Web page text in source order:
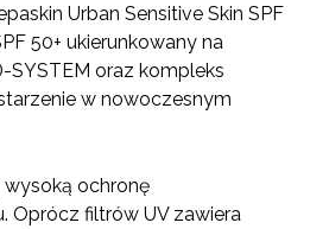
Urban Sensitive Skin SPF
50+ ukierunkowany na
SYSTEM oraz kompleks
w nowoczesnym
wysoką ochronę
Oprócz filtrów UV zawiera